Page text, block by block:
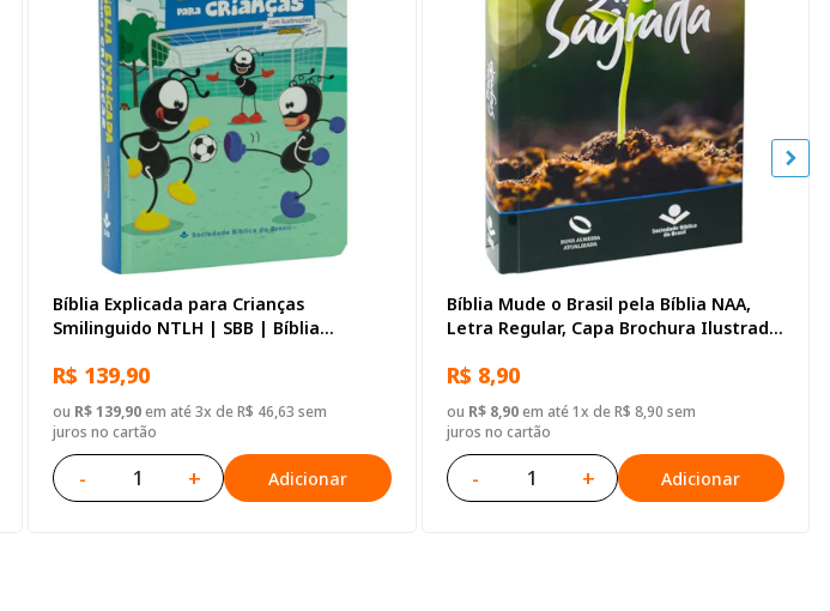
Bíblia Explicada para Crianças
Smilinguido NTLH | SBB | Bíblia
ilustrada, futebol
R$ 139,90
ou R$ 139,90em até 3x de R$ 46,63 sem
juros no cartão
- + Adicionar
Bíblia Mude o Brasil pela Bíblia NAA,
Letra Regular, Capa Brochura Ilustrada:
R$ 8,90
ou R$ 8,90em até 1x de R$ 8,90 sem
juros no cartão
- + Adicionar